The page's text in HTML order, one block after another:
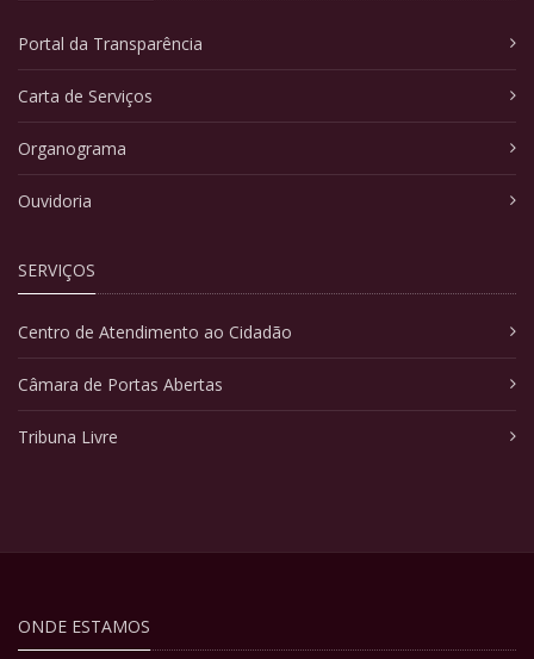
Portal da Transparência
Carta de Serviços
Organograma
Ouvidoria
SERVIÇOS
Centro de Atendimento ao Cidadão
Câmara de Portas Abertas
Tribuna Livre
ONDE ESTAMOS